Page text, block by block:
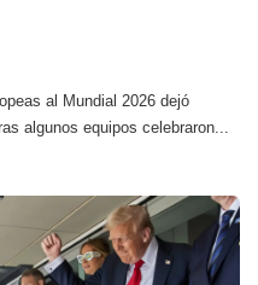
al Mundial 2026 dejó
algunos equipos celebraron...